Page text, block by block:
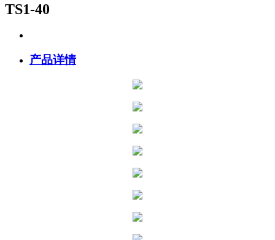
TS1-40
产品详情